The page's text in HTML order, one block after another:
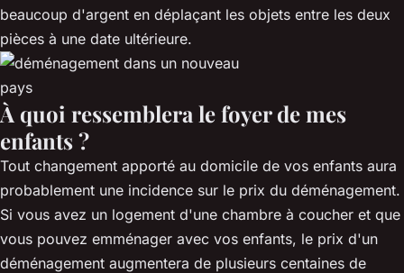
beaucoup d'argent en déplaçant les objets entre les deux
pièces à une date ultérieure.
À quoi ressemblera le foyer de mes
enfants ?
Tout changement apporté au domicile de vos enfants aura
probablement une incidence sur le prix du déménagement.
Si vous avez un logement d'une chambre à coucher et que
vous pouvez emménager avec vos enfants, le prix d'un
déménagement augmentera de plusieurs centaines de